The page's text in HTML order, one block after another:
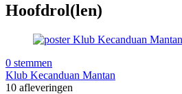
Hoofdrol(len)
0 stemmen
Klub Kecanduan Mantan
10 afleveringen